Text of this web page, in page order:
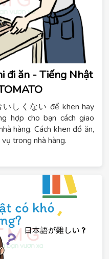
Nhật
しくない để khen hay
hợp cho bạn cách giao
hàng. Cách khen đồ ăn,
trong nhà hàng.